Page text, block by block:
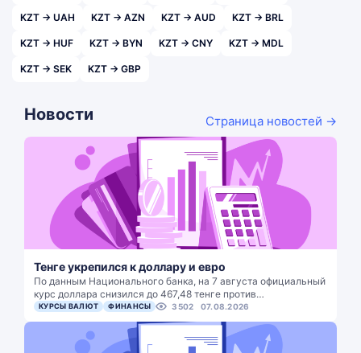
KZT → UAH KZT → AZN KZT → AUD KZT → BRL
KZT → HUF KZT → BYN KZT → CNY KZT → MDL
KZT → SEK KZT → GBP
Новости Страница новостей →
Тенге укрепился к доллару и евро
По данным Национального банка, на 7 августа официальный
курс доллара снизился до 467,48 тенге против…
КУРСЫ ВАЛЮТ ФИНАНСЫ 3502 07.08.2026